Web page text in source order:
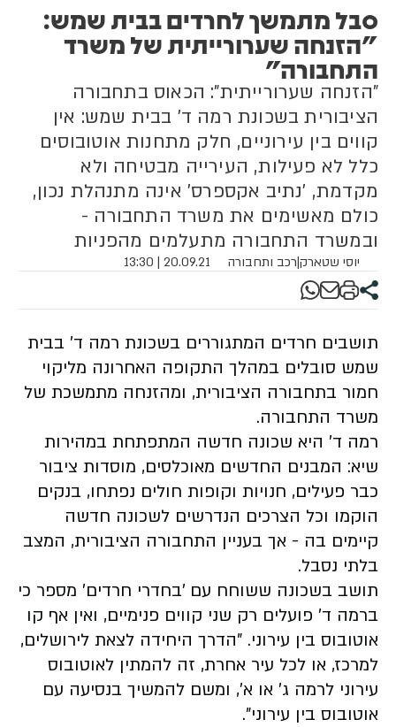
סבל מתמשך לחרדים בבית שמש:
"הזנחה שערורייתית של משרד
התחבורה"
"הזנחה שערורייתית": הכאוס בתחבורה
הציבורית בשכונת רמה ד' בבית שמש: אין
קווים בין עירוניים, חלק מתחנות אוטובוסים
כלל לא פעילות, העירייה מבטיחה ולא
מקדמת, 'נתיב אקספרס' אינה מתנהלת נכון,
כולם מאשימים את משרד התחבורה -
ובמשרד התחבורה מתעלמים מהפניות
יוסי שטארק|רכב ותחבורה 20.09.21 | 13:30
תושבים חרדים המתגוררים בשכונת רמה ד' בבית
שמש סובלים במהלך התקופה האחרונה מליקוי
חמור בתחבורה הציבורית, ומהזנחה מתמשכת של
משרד התחבורה.
רמה ד' היא שכונה חדשה המתפתחת במהירות
שיא: המבנים החדשים מאוכלסים, מוסדות ציבור
כבר פעילים, חנויות וקופות חולים נפתחו, בנקים
הוקמו וכל הצרכים הנדרשים לשכונה חדשה
קיימים בה - אך בעניין התחבורה הציבורית, המצב
בלתי נסבל.
תושב בשכונה ששוחח עם 'בחדרי חרדים' מספר כי
ברמה ד' פועלים רק שני קווים פנימיים, ואין אף קו
אוטובוס בין עירוני. "הדרך היחידה לצאת לירושלים,
למרכז, או לכל עיר אחרת, זה להמתין לאוטובוס
עירוני לרמה ג' או א', ומשם להמשיך בנסיעה עם
אוטובוס בין עירוני".